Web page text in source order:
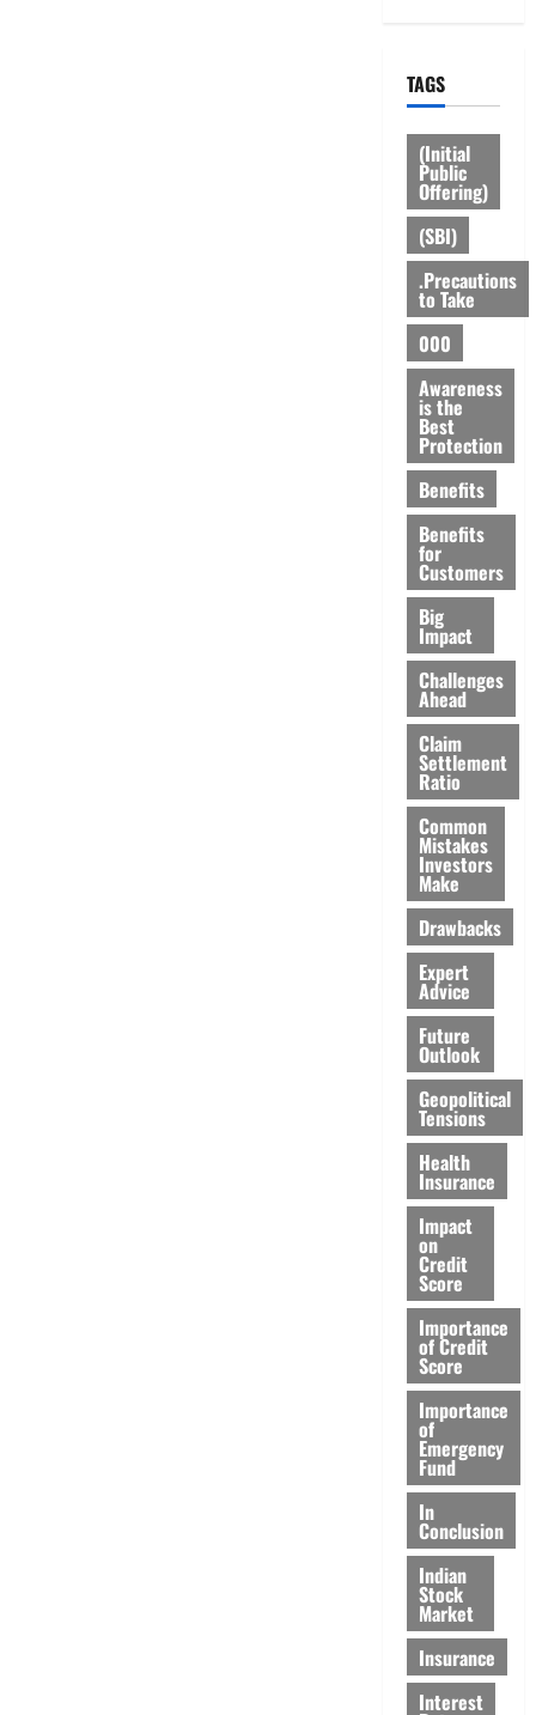
TAGS
(Initial
Public
Offering)
(SBI)
.Precautions
to Take
000
Awareness
is the
Best
Protection
Benefits
Benefits
for
Customers
Big
Impact
Challenges
Ahead
Claim
Settlement
Ratio
Common
Mistakes
Investors
Make
Drawbacks
Expert
Advice
Future
Outlook
Geopolitical
Tensions
Health
Insurance
Impact
on
Credit
Score
Importance
of Credit
Score
Importance
of
Emergency
Fund
In
Conclusion
Indian
Stock
Market
Insurance
Interest